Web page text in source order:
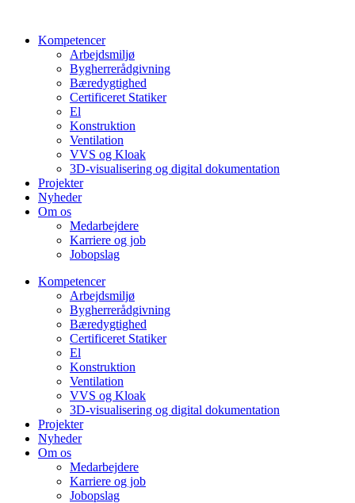
indholdKompetencer
Arbejdsmiljø
Bygherrerådgivning
Bæredygtighed
Certificeret Statiker
El
Konstruktion
Ventilation
VVS og Kloak
3D-visualisering og digital dokumentation
Projekter
Nyheder
Om os
Medarbejdere
Karriere og job
Jobopslag
Kompetencer
Arbejdsmiljø
Bygherrerådgivning
Bæredygtighed
Certificeret Statiker
El
Konstruktion
Ventilation
VVS og Kloak
3D-visualisering og digital dokumentation
Projekter
Nyheder
Om os
Medarbejdere
Karriere og job
Jobopslag